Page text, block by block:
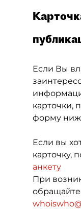
Если Вы
карточки,
форму
Если вы
карточку,
анкету
При